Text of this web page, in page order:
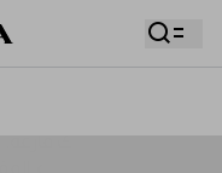
قائمة أمنياتك